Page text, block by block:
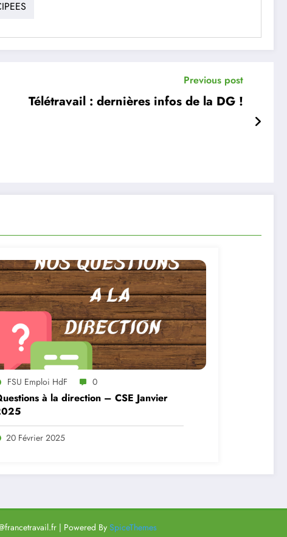
Previous post
Télétravail : dernières infos de la DG !
FSU Emploi HdF 0
à la direction – CSE Janvier
20 Février 2025
| Powered By SpiceThemes